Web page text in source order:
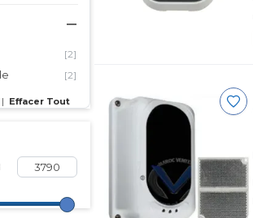
[2]
[2]
| Effacer Tout